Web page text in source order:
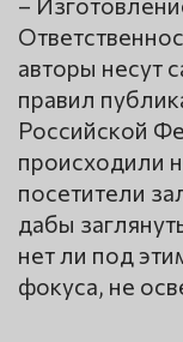
авторы несут
правил
Российской
происходили
посетители
дабы
нет ли под
фокуса, не